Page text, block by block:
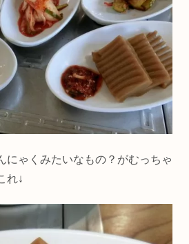
にゃくみたいなもの？がむっちゃ
れ↓